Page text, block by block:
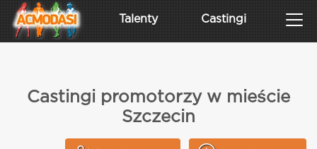
Talenty Castingi
Castingi promotorzy w mieście
Szczecin